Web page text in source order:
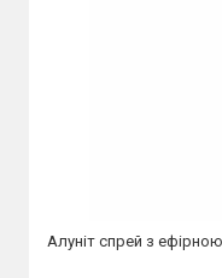
Алуніт спрей з